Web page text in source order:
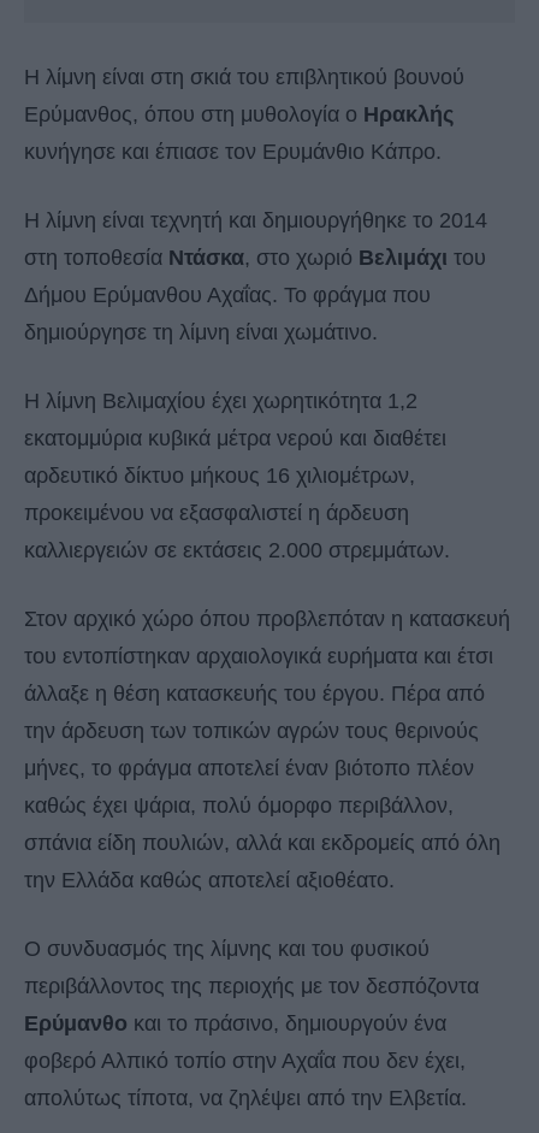
Η λίμνη είναι στη σκιά του επιβλητικού βουνού
Ερύμανθος, όπου στη μυθολογία ο Ηρακλής
κυνήγησε και έπιασε τον Ερυμάνθιο Κάπρο.
Η λίμνη είναι τεχνητή και δημιουργήθηκε το 2014
στη τοποθεσία Ντάσκα, στο χωριό Βελιμάχι του
Δήμου Ερύμανθου Αχαΐας. Το φράγμα που
δημιούργησε τη λίμνη είναι χωμάτινο.
Η λίμνη Βελιμαχίου έχει χωρητικότητα 1,2
εκατομμύρια κυβικά μέτρα νερού και διαθέτει
αρδευτικό δίκτυο μήκους 16 χιλιομέτρων,
προκειμένου να εξασφαλιστεί η άρδευση
καλλιεργειών σε εκτάσεις 2.000 στρεμμάτων.
Στον αρχικό χώρο όπου προβλεπόταν η κατασκευή
του εντοπίστηκαν αρχαιολογικά ευρήματα και έτσι
άλλαξε η θέση κατασκευής του έργου. Πέρα από
την άρδευση των τοπικών αγρών τους θερινούς
μήνες, το φράγμα αποτελεί έναν βιότοπο πλέον
καθώς έχει ψάρια, πολύ όμορφο περιβάλλον,
σπάνια είδη πουλιών, αλλά και εκδρομείς από όλη
την Ελλάδα καθώς αποτελεί αξιοθέατο.
Ο συνδυασμός της λίμνης και του φυσικού
περιβάλλοντος της περιοχής με τον δεσπόζοντα
Ερύμανθο και το πράσινο, δημιουργούν ένα
φοβερό Αλπικό τοπίο στην Αχαΐα που δεν έχει,
απολύτως τίποτα, να ζηλέψει από την Ελβετία.